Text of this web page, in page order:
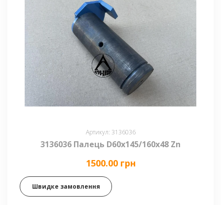
Артикул: 3136036
3136036 Палець D60x145/160x48 Zn
1500.00 грн
Швидке замовлення